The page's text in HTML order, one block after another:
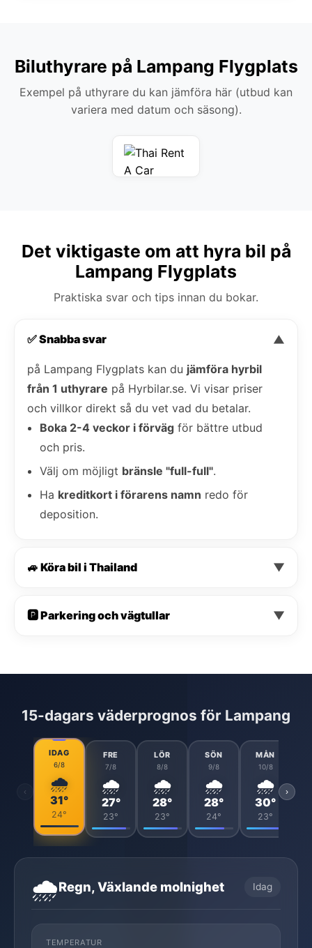
Biluthyrare på Lampang Flygplats
Exempel på uthyrare du kan jämföra här (utbud kan
variera med datum och säsong).
Det viktigaste om att hyra bil på
Lampang Flygplats
Praktiska svar och tips innan du bokar.
✅ Snabba svar ▼
på Lampang Flygplats kan du jämföra hyrbil
från 1 uthyrare på Hyrbilar.se. Vi visar priser
och villkor direkt så du vet vad du betalar.
Boka 2-4 veckor i förväg för bättre utbud
och pris.
Välj om möjligt bränsle "full-full".
Ha kreditkort i förarens namn redo för
deposition.
🚙 Köra bil i Thailand ▼
🅿️ Parkering och vägtullar ▼
15-dagars väderprognos för Lampang
‹
IDAG
6/8
🌧️
31°
24°
FRE
7/8
🌧️
27°
23°
LÖR
8/8
🌧️
28°
23°
SÖN
9/8
🌧️
28°
24°
MÅN
10/8
🌧️
30°
23°
›
🌧️Regn, Växlande molnighet Idag
TEMPERATUR